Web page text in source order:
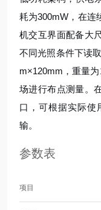
耗为300mW，在连
机交互界面配备大
不同光照条件下读
m×120mm，重量
场进行布点测量。
口，可根据实际使
输。
参数表
项目